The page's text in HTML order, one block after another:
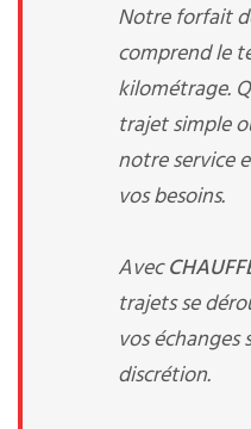
Notre forfait
comprend le
kilométrage.
trajet simple
notre service
vos besoins.
Avec
trajets se
vos
discrétion.